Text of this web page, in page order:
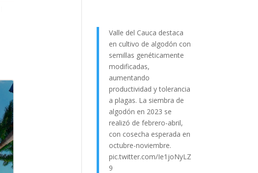
Valle del Cauca destaca
en cultivo de algodón con
semillas genéticamente
modificadas,
aumentando
productividad y tolerancia
a plagas. La siembra de
algodón en 2023 se
realizó de febrero-abril,
con cosecha esperada en
octubre-noviembre.
pic.twitter.com/Ie1joNyLZ
9